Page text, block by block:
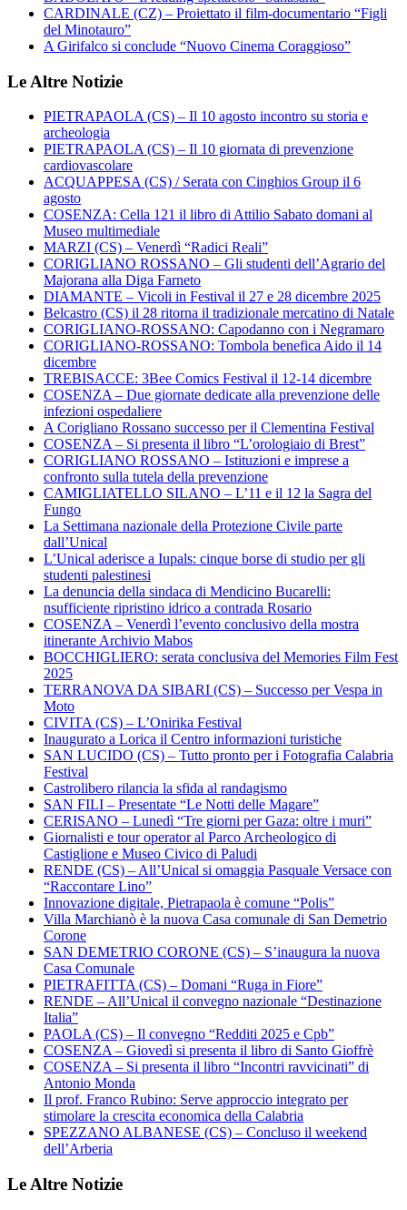
CARDINALE (CZ) – Proiettato il film-documentario “Figli
del Minotauro”
A Girifalco si conclude “Nuovo Cinema Coraggioso”
Le Altre Notizie
PIETRAPAOLA (CS) – Il 10 agosto incontro su storia e
archeologia
PIETRAPAOLA (CS) – Il 10 giornata di prevenzione
cardiovascolare
ACQUAPPESA (CS) / Serata con Cinghios Group il 6
agosto
COSENZA: Cella 121 il libro di Attilio Sabato domani al
Museo multimediale
MARZI (CS) – Venerdì “Radici Reali”
CORIGLIANO ROSSANO – Gli studenti dell’Agrario del
Majorana alla Diga Farneto
DIAMANTE – Vicoli in Festival il 27 e 28 dicembre 2025
Belcastro (CS) il 28 ritorna il tradizionale mercatino di Natale
CORIGLIANO-ROSSANO: Capodanno con i Negramaro
CORIGLIANO-ROSSANO: Tombola benefica Aido il 14
dicembre
TREBISACCE: 3Bee Comics Festival il 12-14 dicembre
COSENZA – Due giornate dedicate alla prevenzione delle
infezioni ospedaliere
A Corigliano Rossano successo per il Clementina Festival
COSENZA – Si presenta il libro “L’orologiaio di Brest”
CORIGLIANO ROSSANO – Istituzioni e imprese a
confronto sulla tutela della prevenzione
CAMIGLIATELLO SILANO – L’11 e il 12 la Sagra del
Fungo
La Settimana nazionale della Protezione Civile parte
dall’Unical
L’Unical aderisce a Iupals: cinque borse di studio per gli
studenti palestinesi
La denuncia della sindaca di Mendicino Bucarelli:
nsufficiente ripristino idrico a contrada Rosario
COSENZA – Venerdì l’evento conclusivo della mostra
itinerante Archivio Mabos
BOCCHIGLIERO: serata conclusiva del Memories Film Fest
2025
TERRANOVA DA SIBARI (CS) – Successo per Vespa in
Moto
CIVITA (CS) – L’Onirika Festival
Inaugurato a Lorica il Centro informazioni turistiche
SAN LUCIDO (CS) – Tutto pronto per i Fotografia Calabria
Festival
Castrolibero rilancia la sfida al randagismo
SAN FILI – Presentate “Le Notti delle Magare”
CERISANO – Lunedì “Tre giorni per Gaza: oltre i muri”
Giornalisti e tour operator al Parco Archeologico di
Castiglione e Museo Civico di Paludi
RENDE (CS) – All’Unical si omaggia Pasquale Versace con
“Raccontare Lino”
Innovazione digitale, Pietrapaola è comune “Polis”
Villa Marchianò è la nuova Casa comunale di San Demetrio
Corone
SAN DEMETRIO CORONE (CS) – S’inaugura la nuova
Casa Comunale
PIETRAFITTA (CS) – Domani “Ruga in Fiore”
RENDE – All’Unical il convegno nazionale “Destinazione
Italia”
PAOLA (CS) – Il convegno “Redditi 2025 e Cpb”
COSENZA – Giovedì si presenta il libro di Santo Gioffrè
COSENZA – Si presenta il libro “Incontri ravvicinati” di
Antonio Monda
Il prof. Franco Rubino: Serve approccio integrato per
stimolare la crescita economica della Calabria
SPEZZANO ALBANESE (CS) – Concluso il weekend
dell’Arberia
Le Altre Notizie